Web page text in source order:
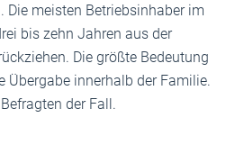
meisten Betriebsinhaber im
bis zehn Jahren aus der
Die größte Bedeutung
Übergabe innerhalb der Familie.
der Fall.